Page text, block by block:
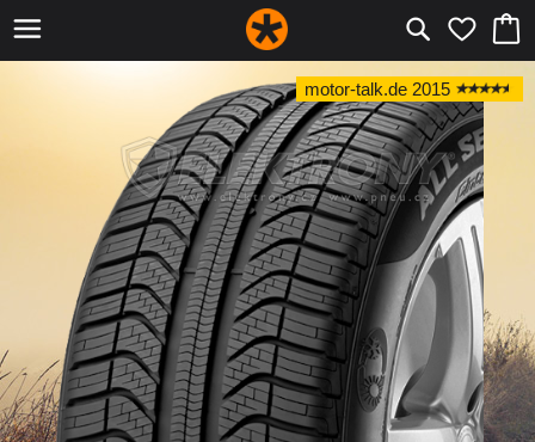
motor-talk.de 2015